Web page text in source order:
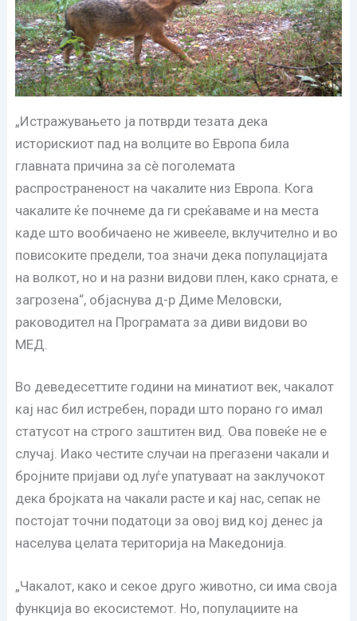
„Истражувањето ја потврди тезата дека
историскиот пад на волците во Европа била
главната причина за сè поголемата
распространеност на чакалите низ Европа. Кога
чакалите ќе почнеме да ги среќаваме и на места
каде што вообичаено не живееле, вклучително и во
повисоките предели, тоа значи дека популацијата
на волкот, но и на разни видови плен, како срната, е
загрозена“, објаснува д-р Диме Меловски,
раководител на Програмата за диви видови во
МЕД.
Во деведесеттите години на минатиот век, чакалот
кај нас бил истребен, поради што порано го имал
статусот на строго заштитен вид. Ова повеќе не е
случај. Иако честите случаи на прегазени чакали и
бројните пријави од луѓе упатуваат на заклучокот
дека бројката на чакали расте и кај нас, сепак не
постојат точни податоци за овој вид кој денес ја
населува целата територија на Македонија.
„Чакалот, како и секое друго животно, си има своја
функција во екосистемот. Но, популациите на